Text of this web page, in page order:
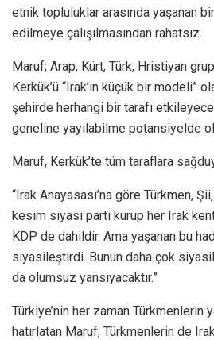
etnik topluluklar arasında yaşanan
edilmeye çalışılmasından rahatsız.
Maruf; Arap, Kürt, Türk, Hristiyan
Kerkük’ü “Irak’ın küçük bir modeli”
şehirde herhangi bir tarafı
geneline yayılabilme potansiyelde
Maruf, Kerkük’te tüm taraflara
“Irak Anayasası’na göre Türkmen,
kesim siyasi parti kurup her Irak
KDP de dahildir. Ama yaşanan bu
siyasileştirdi. Bunun daha çok
da olumsuz yansıyacaktır.”
Türkiye’nin her zaman Türkmenlerin
hatırlatan Maruf, Türkmenlerin de